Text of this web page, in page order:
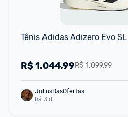
Tênis Adidas Adizero Evo
R$ 1.099,99
R$1.044,99
JuliusDasOfertas
há 3 d